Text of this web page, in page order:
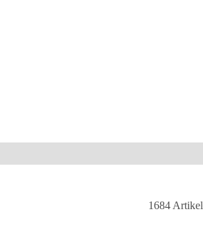
1684 Artikel